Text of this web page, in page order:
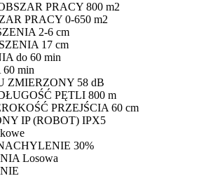
PRACY 800 m2
PRACY 0-650 m2
2-6 cm
17 cm
do 60 min
min
ZMIERZONY 58 dB
PĘTLI 800 m
PRZEJŚCIA 60 cm
IP (ROBOT) IPX5
30%
Losowa